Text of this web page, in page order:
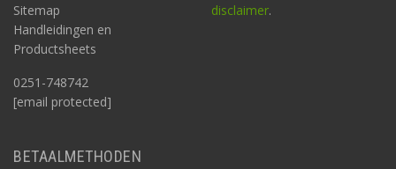
Sitemap
Handleidingen en
Productsheets
0251-748742
[email protected]
disclaimer.
BETAALMETHODEN